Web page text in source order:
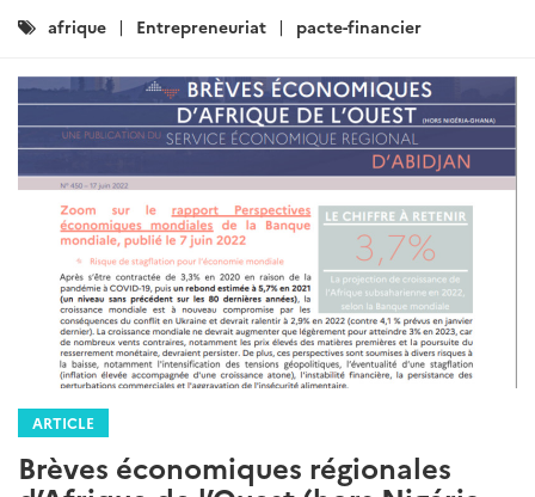
Catégories
afrique Entrepreneuriat pacte-financier
ARTICLE
Brèves économiques régionales